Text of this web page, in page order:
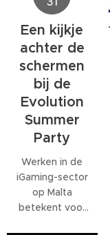
Een kijkje
achter de
schermen
bij de
Evolution
Summer
Party
Werken in de
iGaming-sector
op Malta
betekent voor